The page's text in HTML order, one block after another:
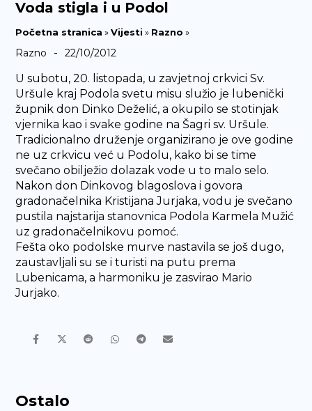
Voda stigla i u Podol
Početna stranica »Vijesti » Razno »
Razno - 22/10/2012
U subotu, 20. listopada, u zavjetnoj crkvici Sv.
Uršule kraj Podola svetu misu služio je lubenički
župnik don Dinko Deželić, a okupilo se stotinjak
vjernika kao i svake godine na Šagri sv. Uršule.
Tradicionalno druženje organizirano je ove godine
ne uz crkvicu već u Podolu, kako bi se time
svečano obilježio dolazak vode u to malo selo.
Nakon don Dinkovog blagoslova i govora
gradonačelnika Kristijana Jurjaka, vodu je svečano
pustila najstarija stanovnica Podola Karmela Mužić
uz gradonačelnikovu pomoć.
Fešta oko podolske murve nastavila se još dugo,
zaustavljali su se i turisti na putu prema
Lubenicama, a harmoniku je zasvirao Mario
Jurjako.
Ostalo